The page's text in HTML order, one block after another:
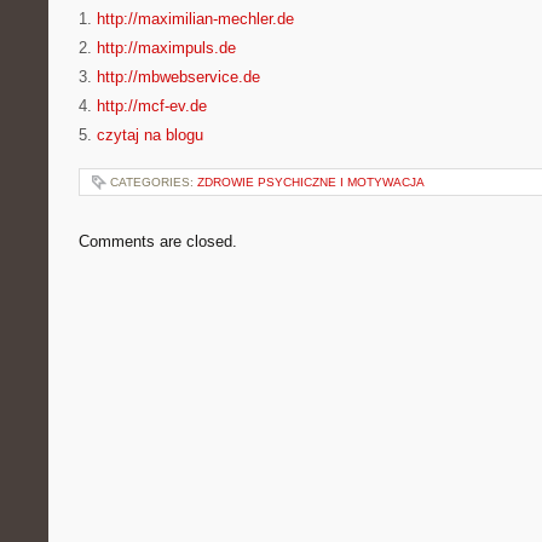
1. http://maximilian-mechler.de
2. http://maximpuls.de
3. http://mbwebservice.de
4. http://mcf-ev.de
5. czytaj na blogu
CATEGORIES: ZDROWIE PSYCHICZNE I MOTYWACJA
Comments are closed.